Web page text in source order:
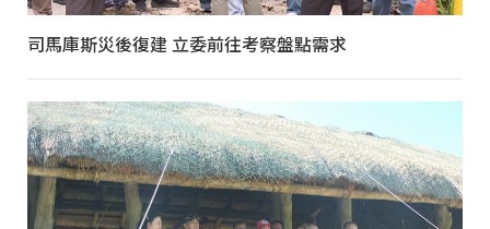
司馬庫斯災後復建 立委前往考察盤點需求